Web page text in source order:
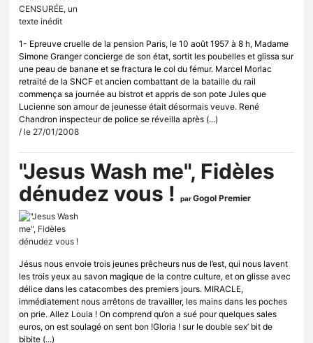
1- Epreuve cruelle de la pension Paris, le 10 août 1957 à 8 h, Madame
Simone Granger concierge de son état, sortit les poubelles et glissa sur
une peau de banane et se fractura le col du fémur. Marcel Morlac
retraité de la SNCF et ancien combattant de la bataille du rail
commença sa journée au bistrot et appris de son pote Jules que
Lucienne son amour de jeunesse était désormais veuve. René
Chandron inspecteur de police se réveilla après (...)
/ le 27/01/2008
"Jesus Wash me", Fidèles
dénudez vous !
parGogol Premier
Jésus nous envoie trois jeunes prêcheurs nus de l’est, qui nous lavent
les trois yeux au savon magique de la contre culture, et on glisse avec
délice dans les catacombes des premiers jours. MIRACLE,
immédiatement nous arrêtons de travailler, les mains dans les poches
on prie. Allez Louia ! On comprend qu’on a sué pour quelques sales
euros, on est soulagé on sent bon !Gloria ! sur le double sex’ bit de
bibite (...)